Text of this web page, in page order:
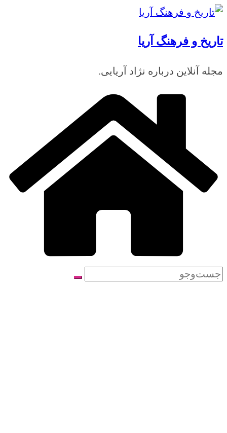
رفتن
محتوا
تاریخ و فرهنگ آریا
مجله آنلاین درباره نژاد آریایی.